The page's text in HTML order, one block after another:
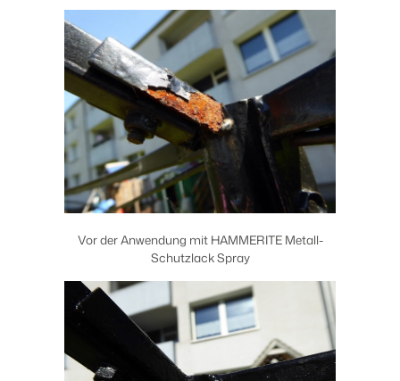
Vor der Anwendung mit HAMMERITE Metall-
Schutzlack Spray